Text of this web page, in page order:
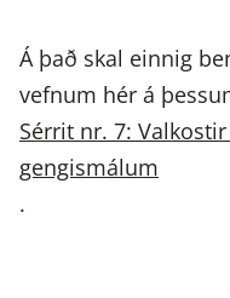
Á það skal einnig
vefnum hér á
Sérrit nr. 7:
gengismálum
.